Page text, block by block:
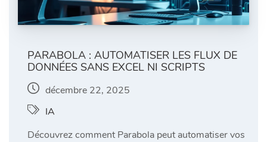
PARABOLA : AUTOMATISER LES FLUX DE
DONNÉES SANS EXCEL NI SCRIPTS
décembre 22, 2025
IA
Découvrez comment Parabola peut automatiser vos